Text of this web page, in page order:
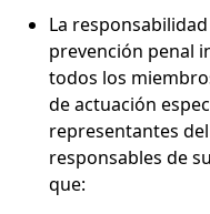
La
prevención penal
todos los
de actuación
representantes
responsables de
que: